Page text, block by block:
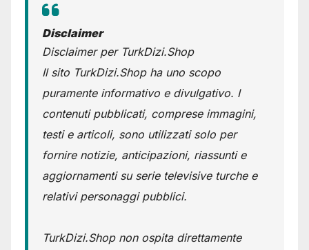
Disclaimer
Disclaimer per TurkDizi.Shop
Il sito TurkDizi.Shop ha uno scopo
puramente informativo e divulgativo. I
contenuti pubblicati, comprese immagini,
testi e articoli, sono utilizzati solo per
fornire notizie, anticipazioni, riassunti e
aggiornamenti su serie televisive turche e
relativi personaggi pubblici.
TurkDizi.Shop non ospita direttamente